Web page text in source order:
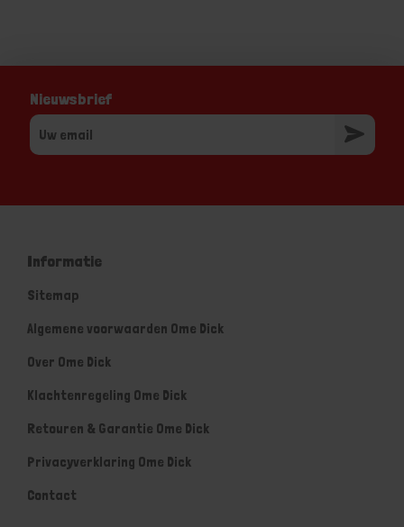
Nieuwsbrief
Informatie
Sitemap
Algemene voorwaarden Ome Dick
Over Ome Dick
Klachtenregeling Ome Dick
Retouren & Garantie Ome Dick
Privacyverklaring Ome Dick
Contact